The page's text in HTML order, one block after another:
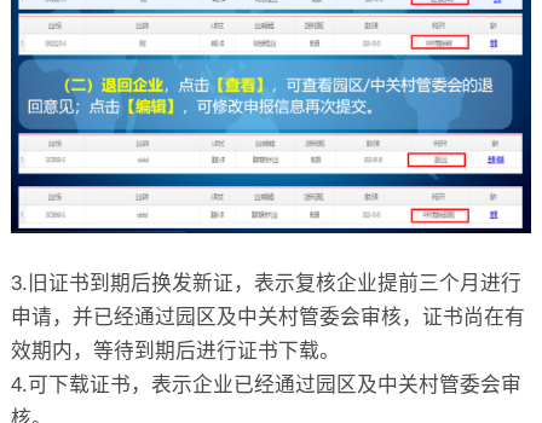
3.旧证书到期后换发新证，表示复核企业提前三个月进行
申请，并已经通过园区及中关村管委会审核，证书尚在有
效期内，等待到期后进行证书下载。
4.可下载证书，表示企业已经通过园区及中关村管委会审
核。